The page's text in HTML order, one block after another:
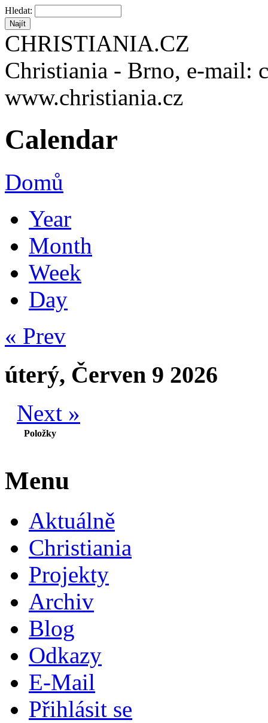
Hledat:
CHRISTIANIA.CZ
Christiania - Brno, e-mail:
www.christiania.cz
Calendar
Domů
Year
Month
Week
Day
« Prev
úterý, Červen 9 2026
Next »
Položky
Menu
Aktuálně
Christiania
Projekty
Archiv
Blog
Odkazy
E-Mail
Přihlásit se